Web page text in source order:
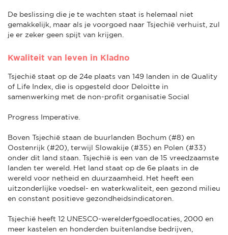
De beslissing die je te wachten staat is helemaal niet
gemakkelijk, maar als je voorgoed naar Tsjechië verhuist, zul
je er zeker geen spijt van krijgen.
Kwaliteit van leven in Kladno
Tsjechië staat op de 24e plaats van 149 landen in de Quality
of Life Index, die is opgesteld door Deloitte in
samenwerking met de non-profit organisatie Social
Progress Imperative.
Boven Tsjechië staan de buurlanden Bochum (#8) en
Oostenrijk (#20), terwijl Slowakije (#35) en Polen (#33)
onder dit land staan. Tsjechië is een van de 15 vreedzaamste
landen ter wereld. Het land staat op de 6e plaats in de
wereld voor netheid en duurzaamheid. Het heeft een
uitzonderlijke voedsel- en waterkwaliteit, een gezond milieu
en constant positieve gezondheidsindicatoren.
Tsjechië heeft 12 UNESCO-werelderfgoedlocaties, 2000 en
meer kastelen en honderden buitenlandse bedrijven,